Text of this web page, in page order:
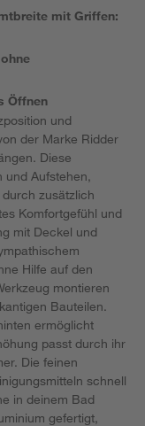
mit Griffen:
Öffnen
und
der Marke Ridder
Diese
und Aufstehen,
zusätzlich
Komfortgefühl und
mit Deckel und
Hilfe auf den
montieren
Bauteilen.
ermöglicht
passt durch ihr
Die feinen
schnell
in deinem Bad
gefertigt,